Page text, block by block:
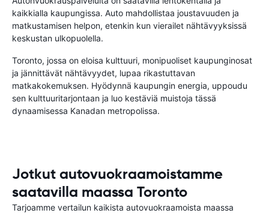
kaikkialla kaupungissa. Auto mahdollistaa joustavuuden ja
matkustamisen helpon, etenkin kun vierailet nähtävyyksissä
keskustan ulkopuolella.
Toronto, jossa on eloisa kulttuuri, monipuoliset kaupunginosat
ja jännittävät nähtävyydet, lupaa rikastuttavan
matkakokemuksen. Hyödynnä kaupungin energia, uppoudu
sen kulttuuritarjontaan ja luo kestäviä muistoja tässä
dynaamisessa Kanadan metropolissa.
Jotkut autovuokraamoistamme
saatavilla maassa Toronto
Tarjoamme vertailun kaikista autovuokraamoista maassa